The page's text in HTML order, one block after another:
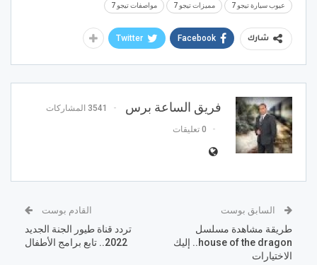
عيوب سيارة تيجو 7 مميزات تيجو 7 مواصفات تيجو 7
شارك Facebook
Twitter
فريق الساعة برس 3541 المشاركات
0 تعليقات
السابق بوست
طريقة مشاهدة مسلسل
house of the dragon.. إليك
الاختيارات
القادم بوست
تردد قناة طيور الجنة الجديد
2022.. تابع برامج الأطفال